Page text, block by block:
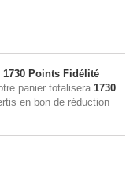
1730 Points Fidélité
panier totalisera 1730
en bon de réduction